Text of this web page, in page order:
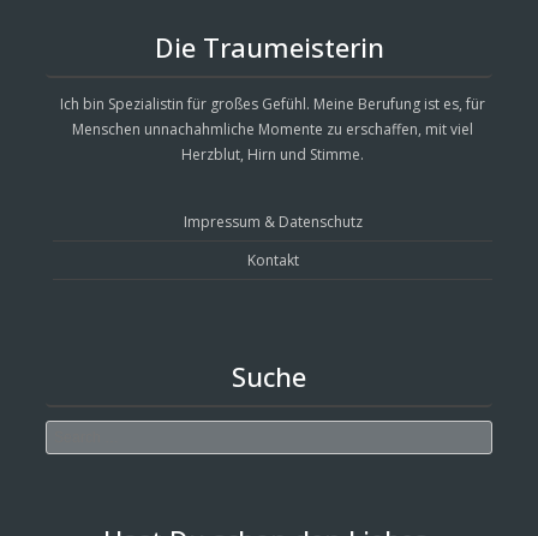
Die Traumeisterin
Ich bin Spezialistin für großes Gefühl. Meine Berufung ist es, für
Menschen unnachahmliche Momente zu erschaffen, mit viel
Herzblut, Hirn und Stimme.
Impressum & Datenschutz
Kontakt
Suche